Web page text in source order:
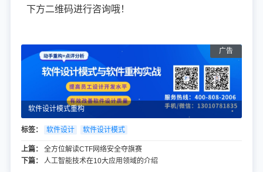
下方二维码进行咨询哦！
软件设计模式重构
标签： 软件设计 软件设计模式
上篇：
全方位解读CTF网络安全夺旗赛
下篇：
人工智能技术在10大应用领域的介绍